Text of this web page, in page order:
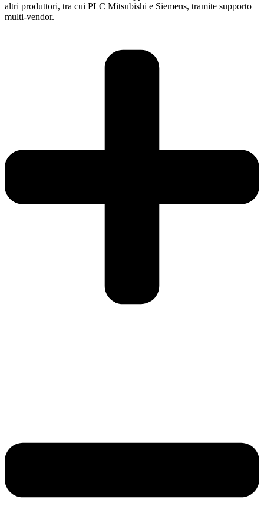
altri produttori, tra cui PLC Mitsubishi e Siemens, tramite supporto
multi-vendor.